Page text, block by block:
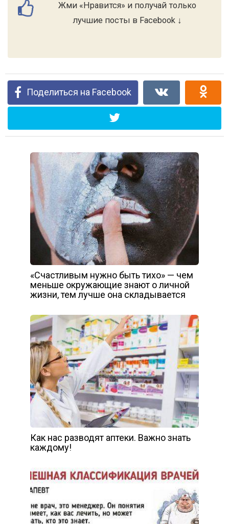
Жми «Нравится» и получай только
лучшие посты в Facebook ↓
Поделиться на Facebook
«Счастливым нужно быть тихо» — чем
меньше окружающие знают о личной
жизни, тем лучше она складывается
Как нас разводят аптеки. Важно знать
каждому!